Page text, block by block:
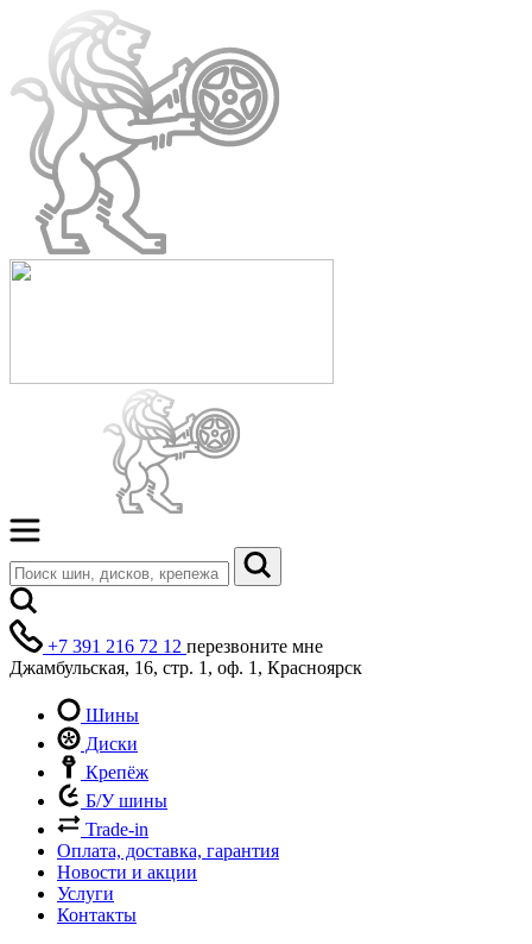
+7 391 216 72 12 перезвоните мне
Джамбульская, 16, стр. 1, оф. 1, Красноярск
Шины
Диски
Крепёж
Б/У шины
Trade-in
Оплата, доставка, гарантия
Новости и акции
Услуги
Контакты